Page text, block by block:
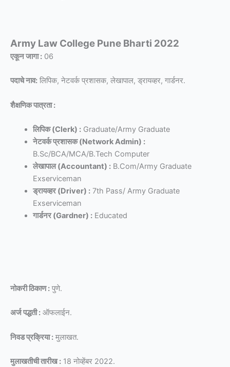
Army Law College Pune Bharti 2022
एकून जागा : 06
पदाचे नाव: लिपिक, नेटवर्क प्रशासक, लेखापाल, ड्रायव्हर, गार्डनर.
शैक्षणिक पात्रता :
लिपिक (Clerk) :Graduate/Army Graduate
नेटवर्क प्रशासक (Network Admin) :
B.Sc/BCA/MCA/B.Tech Computer
लेखापाल (Accountant) :B.Com/Army Graduate
Exserviceman
ड्रायव्हर (Driver) :7th Pass/ Army Graduate
Exserviceman
गार्डनर (Gardner) :Educated
नोकरी ठिकाण : पुणे.
अर्ज पद्धती : ऑफलाईन.
निवड प्रक्रिया : मुलाखत.
मुलाखतीची तारीख : 18 नोव्हेंबर 2022.